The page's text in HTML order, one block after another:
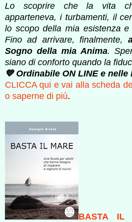
Lo scoprire che la vita
apparteneva, i turbamenti, il
lo scopo della mia esistenza e
Fino ad arrivare, finalmente,
Sogno della mia Anima.
siano di conforto quando la
💙 Ordinabile ON LINE e nelle
CLICCA qui e vai alla scheda
o saperne di più.
BASTA IL